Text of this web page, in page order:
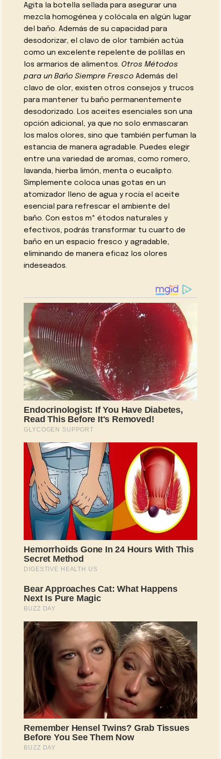
Agita la botella sellada para asegurar una
mezcla homogénea y colócala en algún lugar
del baño. Además de su capacidad para
desodorizar, el clavo de olor también actúa
como un excelente repelente de polillas en
los armarios de alimentos.Otros Métodos
para un Baño Siempre Fresco Además del
clavo de olor, existen otros consejos y trucos
para mantener tu baño permanentemente
desodorizado. Los aceites esenciales son una
opción adicional, ya que no solo enmascaran
los malos olores, sino que también perfuman la
estancia de manera agradable. Puedes elegir
entre una variedad de aromas, como romero,
lavanda, hierba limón, menta o eucalipto.
Simplemente coloca unas gotas en un
atomizador lleno de agua y rocía el aceite
esencial para refrescar el ambiente del
baño. Con estos m* étodos naturales y
efectivos, podrás transformar tu cuarto de
baño en un espacio fresco y agradable,
eliminando de manera eficaz los olores
indeseados.